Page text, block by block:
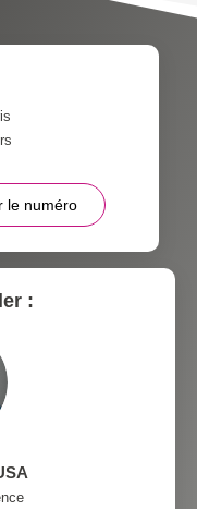
le numéro
: